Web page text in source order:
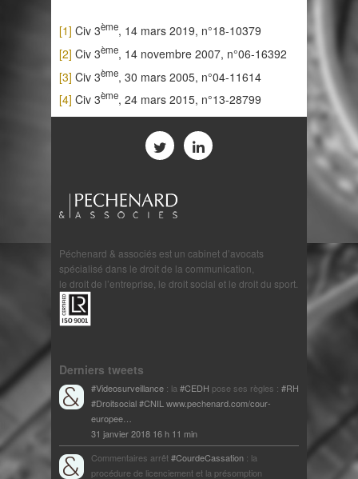
[1] Civ 3ème, 14 mars 2019, n°18-10379
[2] Civ 3ème, 14 novembre 2007, n°06-16392
[3] Civ 3ème, 30 mars 2005, n°04-11614
[4] Civ 3ème, 24 mars 2015, n°13-28799
Péchenard & associés est un cabinet d’avocats
spécialisé dans le droit de la communication,
le droit de l’entreprise, le droit social et le droit du sport.
Derniers tweets
#Videosurveillance : la #CEDH pose ses règles : #RH
#Droitsocial#CNIL www.pechenard.com/cour-
europee…
31 janvier 2018 16 h 11 min
Commentaires arrêt#CourdeCassation : la
procédure de licenciement et la présomption